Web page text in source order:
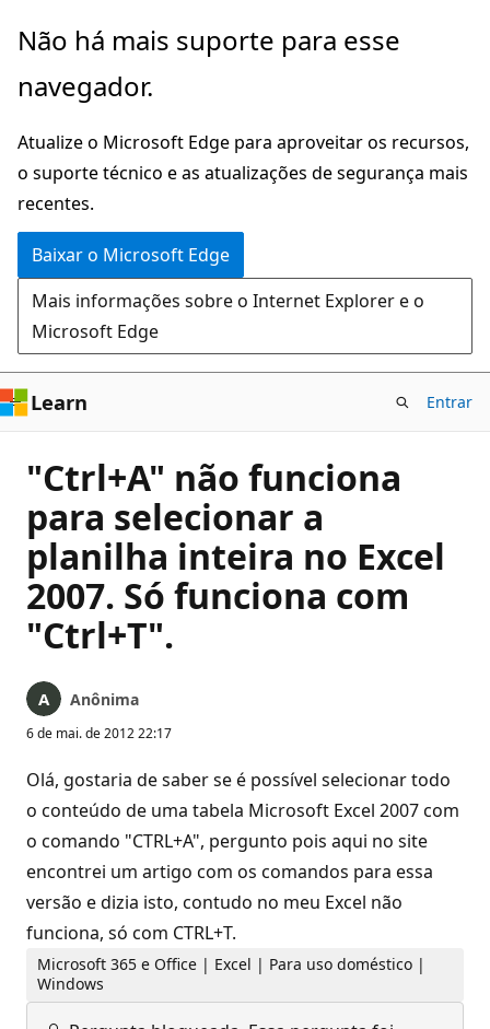
Pular
o
principal
Não há mais suporte para esse
navegador.
Atualize o Microsoft Edge para aproveitar os recursos,
o suporte técnico e as atualizações de segurança mais
recentes.
Baixar o Microsoft Edge
Mais informações sobre o Internet Explorer e o
Microsoft Edge
Learn Entrar
"Ctrl+A" não funciona
para selecionar a
planilha inteira no Excel
2007. Só funciona com
"Ctrl+T".
Anônima
6 de mai. de 2012 22:17
Olá, gostaria de saber se é possível selecionar todo
o conteúdo de uma tabela Microsoft Excel 2007 com
o comando "CTRL+A", pergunto pois aqui no site
encontrei um artigo com os comandos para essa
versão e dizia isto, contudo no meu Excel não
funciona, só com CTRL+T.
Microsoft 365 e Office | Excel | Para uso doméstico |
Windows